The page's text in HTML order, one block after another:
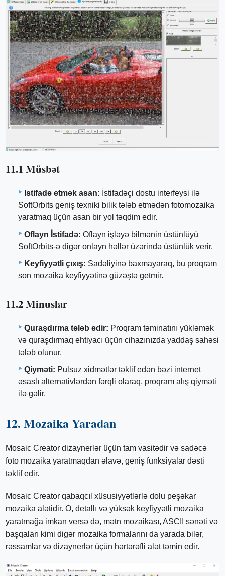
11.1 Müsbət
Istifadə etmək asan: İstifadəçi dostu interfeysi ilə
SoftOrbits geniş texniki bilik tələb etmədən fotomozaika
yaratmaq üçün asan bir yol təqdim edir.
Oflayn İstifadə: Oflayn işləyə bilmənin üstünlüyü
SoftOrbits-ə digər onlayn həllər üzərində üstünlük verir.
Keyfiyyətli çıxış: Sadəliyinə baxmayaraq, bu proqram
son mozaika keyfiyyətinə güzəştə getmir.
11.2 Minuslar
Quraşdırma tələb edir: Proqram təminatını yükləmək
və quraşdırmaq ehtiyacı üçün cihazınızda yaddaş sahəsi
tələb olunur.
Qiyməti: Pulsuz xidmətlər təklif edən bəzi internet
əsaslı alternativlərdən fərqli olaraq, proqram alış qiyməti
ilə gəlir.
12. Mozaika Yaradan
Mosaic Creator dizaynerlər üçün tam vasitədir və sadəcə
foto mozaika yaratmaqdan əlavə, geniş funksiyalar dəsti
təklif edir.
Mosaic Creator qabaqcıl xüsusiyyətlərlə dolu peşəkar
mozaika alətidir. O, detallı və yüksək keyfiyyətli mozaika
yaratmağa imkan versə də, mətn mozaikası, ASCII sənəti və
başqaları kimi digər mozaika formalarını da yarada bilər,
rəssamlar və dizaynerlər üçün hərtərəfli alət təmin edir.